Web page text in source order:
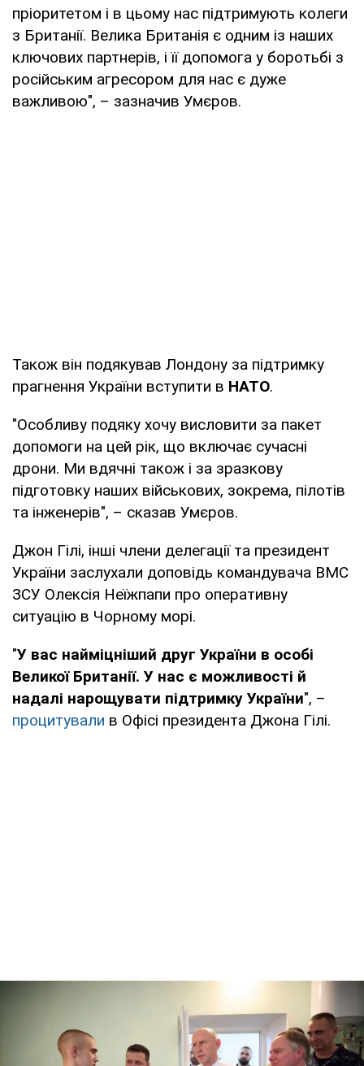
пріоритетом і в цьому нас підтримують колеги
з Британії. Велика Британія є одним із наших
ключових партнерів, і її допомога у боротьбі з
російським агресором для нас є дуже
важливою", – зазначив Умєров.
Також він подякував Лондону за підтримку
прагнення України вступити в НАТО.
"Особливу подяку хочу висловити за пакет
допомоги на цей рік, що включає сучасні
дрони. Ми вдячні також і за зразкову
підготовку наших військових, зокрема, пілотів
та інженерів", – сказав Умєров.
Джон Гілі, інші члени делегації та президент
України заслухали доповідь командувача ВМС
ЗСУ Олексія Неїжпапи про оперативну
ситуацію в Чорному морі.
"У вас найміцніший друг України в особі
Великої Британії. У нас є можливості й
надалі нарощувати підтримку України", –
процитували в Офісі президента Джона Гілі.